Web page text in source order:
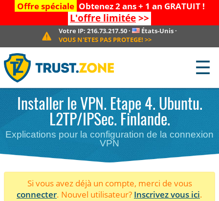
Offre spéciale Obtenez 2 ans + 1 an GRATUIT !
L'offre limitée>>
Votre IP:216.73.217.50 · États-Unis·
VOUS N'ETES PAS PROTEGE! >>
☰
Installer le VPN. Etape 4. Ubuntu.
L2TP/IPSec. Finlande.
Explications pour la configuration de la connexion
VPN
Si vous avez déjà un compte, merci de vous
connecter. Nouvel utilisateur? Inscrivez vous ici.